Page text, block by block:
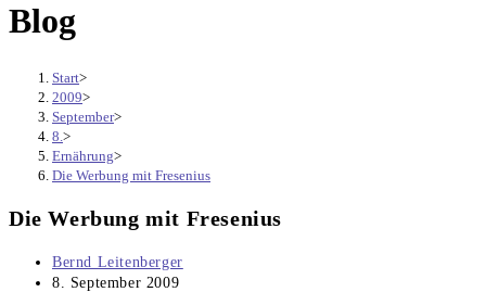
Blog
Start>
2009>
September>
8. >
Ernährung>
Die Werbung mit Fresenius
Die Werbung mit Fresenius
Beitrags-
Autor:
Bernd Leitenberger
Beitrag
8. September 2009